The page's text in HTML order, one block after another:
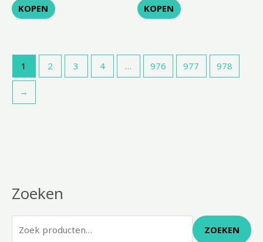
Zoeken
Z
ZOEKEN
KOPEN KOPEN
1 2 3 4 … 976 977 978
→